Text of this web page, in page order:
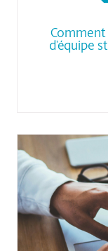
Comment
d’équipe